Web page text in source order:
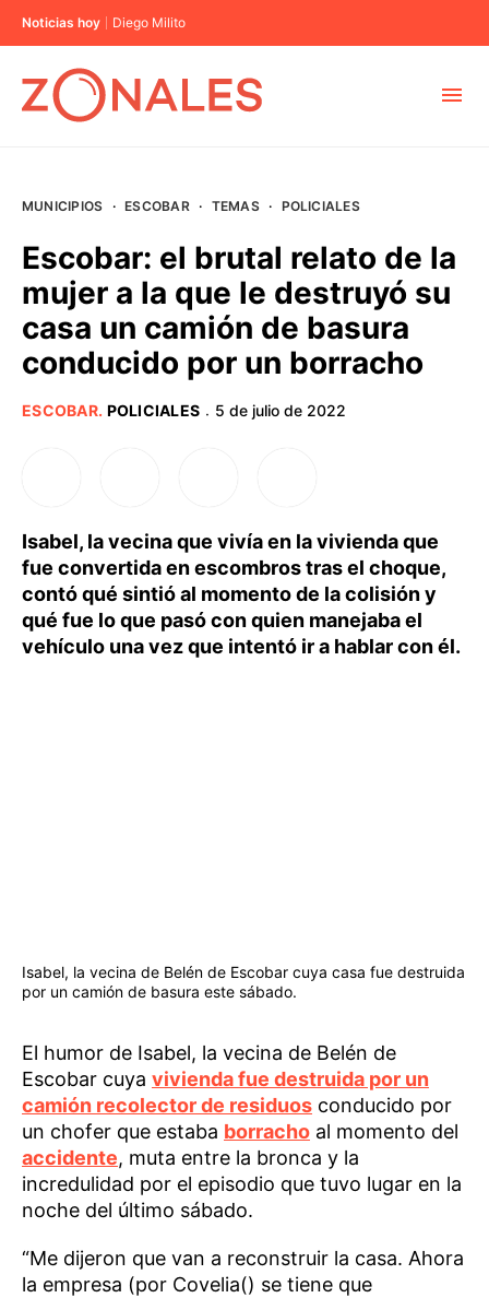
Noticias hoy Diego Milito
BUENOS AIRES
PROVINCIAS
MUNICIPIOS · ESCOBAR · TEMAS · POLICIALES
Escobar: el brutal relato de la
mujer a la que le destruyó su
casa un camión de basura
conducido por un borracho
ESCOBAR. POLICIALES · 5 de julio de 2022
Isabel, la vecina que vivía en la vivienda que
fue convertida en escombros tras el choque,
contó qué sintió al momento de la colisión y
qué fue lo que pasó con quien manejaba el
vehículo una vez que intentó ir a hablar con él.
Isabel, la vecina de Belén de Escobar cuya casa fue destruida
por un camión de basura este sábado.
El humor de Isabel, la vecina de Belén de
Escobar cuya vivienda fue destruida por un
camión recolector de residuos conducido por
un chofer que estaba borracho al momento del
accidente, muta entre la bronca y la
incredulidad por el episodio que tuvo lugar en la
noche del último sábado.
“Me dijeron que van a reconstruir la casa. Ahora
la empresa (por Covelia() se tiene que